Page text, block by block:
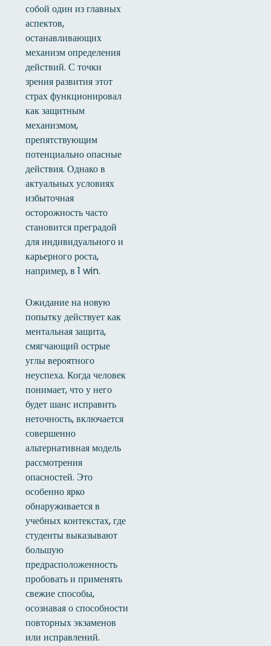
собой один из главных
аспектов,
останавливающих
механизм определения
действий. С точки
зрения развития этот
страх функционировал
как защитным
механизмом,
препятствующим
потенциально опасные
действия. Однако в
актуальных условиях
избыточная
осторожность часто
становится преградой
для индивидуального и
карьерного роста,
например, в 1 win.
Ожидание на новую
попытку действует как
ментальная защита,
смягчающий острые
углы вероятного
неуспеха. Когда человек
понимает, что у него
будет шанс исправить
неточность, включается
совершенно
альтернативная модель
рассмотрения
опасностей. Это
особенно ярко
обнаруживается в
учебных контекстах, где
студенты выказывают
большую
предрасположенность
пробовать и применять
свежие способы,
осознавая о способности
повторных экзаменов
или исправлений.